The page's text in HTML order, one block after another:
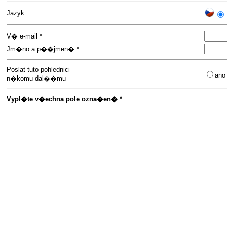
Jazyk
V� e-mail *
Jm�no a p��jmen� *
Poslat tuto pohlednici
n�komu dal��mu
ano
Vypl�te v�echna pole ozna�en� *